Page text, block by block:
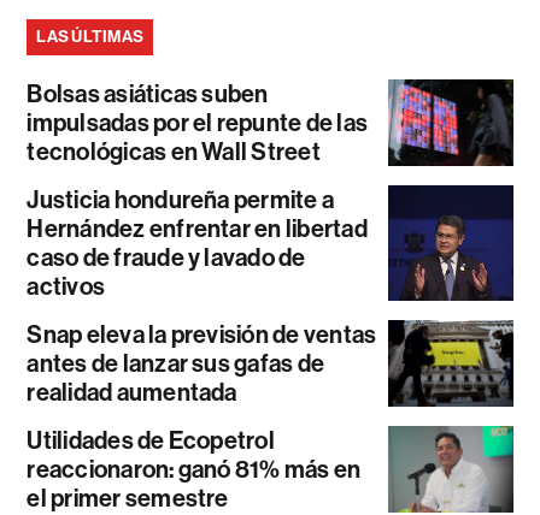
LAS ÚLTIMAS
Bolsas asiáticas suben
impulsadas por el repunte de las
tecnológicas en Wall Street
Justicia hondureña permite a
Hernández enfrentar en libertad
caso de fraude y lavado de
activos
Snap eleva la previsión de ventas
antes de lanzar sus gafas de
realidad aumentada
Utilidades de Ecopetrol
reaccionaron: ganó 81% más en
el primer semestre